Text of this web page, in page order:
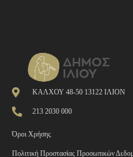
ΚΑΛΧΟΥ 48-50 13122 ΙΛΙΟΝ
213 2030 000
Όροι Χρήσης
Πολιτική Προστασίας Προσωπικών